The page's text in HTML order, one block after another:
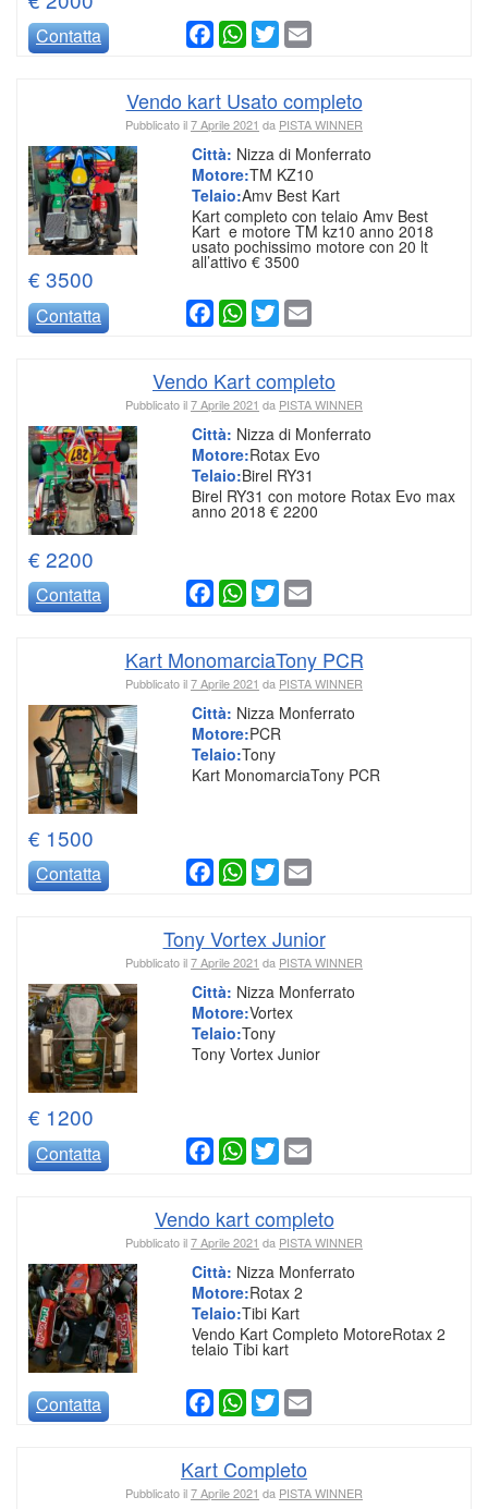
Contatta Facebook
WhatsApp
Twitter
Vendo kart Usato completo
Pubblicato il7 Aprile 2021 da PISTA WINNER
€ 3500
Città: Nizza di Monferrato
Motore:TM KZ10
Telaio:Amv Best Kart
Kart completo con telaio Amv Best
Kart e motore TM kz10 anno 2018
usato pochissimo motore con 20 lt
all’attivo € 3500
Contatta Facebook
WhatsApp
Twitter
Vendo Kart completo
Pubblicato il7 Aprile 2021 da PISTA WINNER
€ 2200
Città: Nizza di Monferrato
Motore:Rotax Evo
Telaio:Birel RY31
Birel RY31 con motore Rotax Evo max
anno 2018 € 2200
Contatta Facebook
WhatsApp
Twitter
Kart MonomarciaTony PCR
Pubblicato il7 Aprile 2021 da PISTA WINNER
€ 1500
Città: Nizza Monferrato
Motore:PCR
Telaio:Tony
Kart MonomarciaTony PCR
Contatta Facebook
WhatsApp
Twitter
Tony Vortex Junior
Pubblicato il7 Aprile 2021 da PISTA WINNER
€ 1200
Città: Nizza Monferrato
Motore:Vortex
Telaio:Tony
Tony Vortex Junior
Contatta Facebook
WhatsApp
Twitter
Vendo kart completo
Pubblicato il7 Aprile 2021 da PISTA WINNER
Città: Nizza Monferrato
Motore:Rotax 2
Telaio:Tibi Kart
Vendo Kart Completo MotoreRotax 2
telaio Tibi kart
Contatta Facebook
WhatsApp
Twitter
Kart Completo
Pubblicato il7 Aprile 2021 da PISTA WINNER